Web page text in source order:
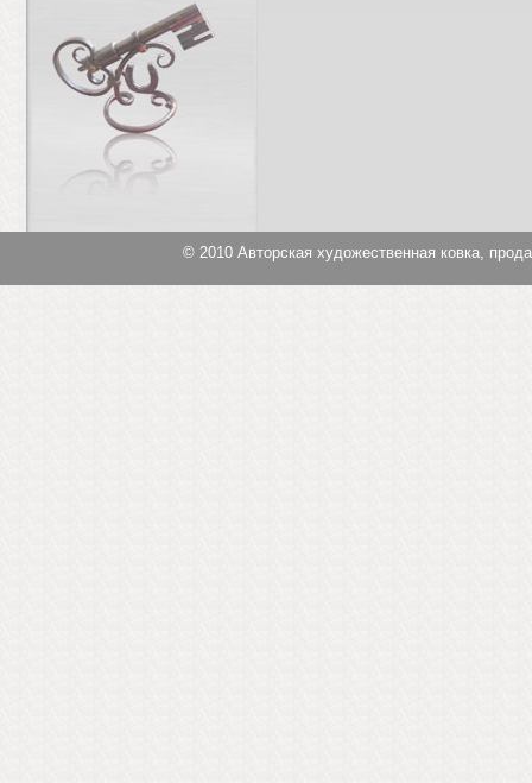
© 2010Авторская художественная ковка,